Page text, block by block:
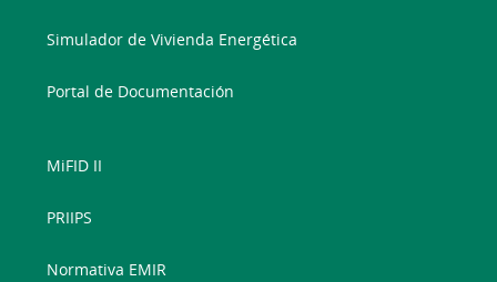
Simulador de Vivienda Energética
Portal de Documentación
MiFID II
PRIIPS
Normativa EMIR